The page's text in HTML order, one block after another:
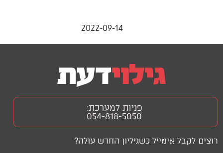
2022-09-14
רוצים לקבל אימייל כשגיליון החדש עולה?
פניות למערכת:
054-818-5050